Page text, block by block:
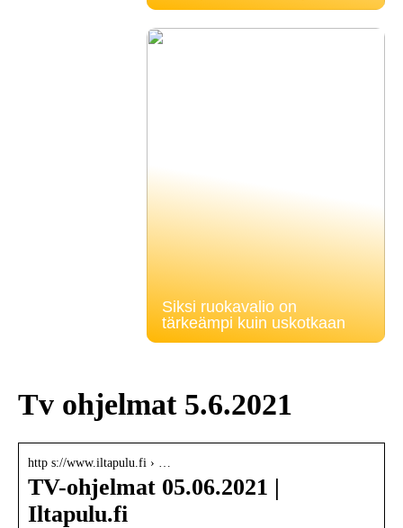
Siksi ruokavalio on
tärkeämpi kuin uskotkaan
Tv ohjelmat 5.6.2021
http s://www.iltapulu.fi › …
TV-ohjelmat 05.06.2021 |
Iltapulu.fi